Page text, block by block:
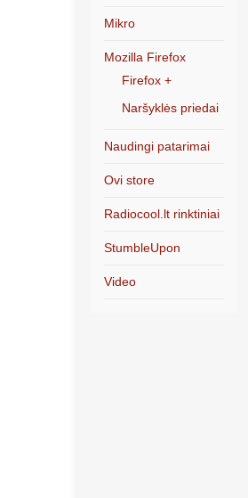
Mikro
Mozilla Firefox
Firefox +
Naršyklės priedai
Naudingi patarimai
Ovi store
Radiocool.lt rinktiniai
StumbleUpon
Video